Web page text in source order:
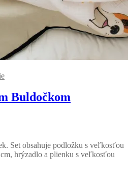
Buldočkom
Set obsahuje podložku s veľkosťou
hrýzadlo a plienku s veľkosťou